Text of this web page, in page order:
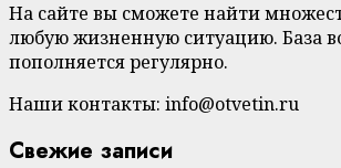
На сайте вы сможете найти
любую жизненную ситуацию. База
пополняется регулярно.
Наши контакты: info@otvetin.ru
Свежие записи